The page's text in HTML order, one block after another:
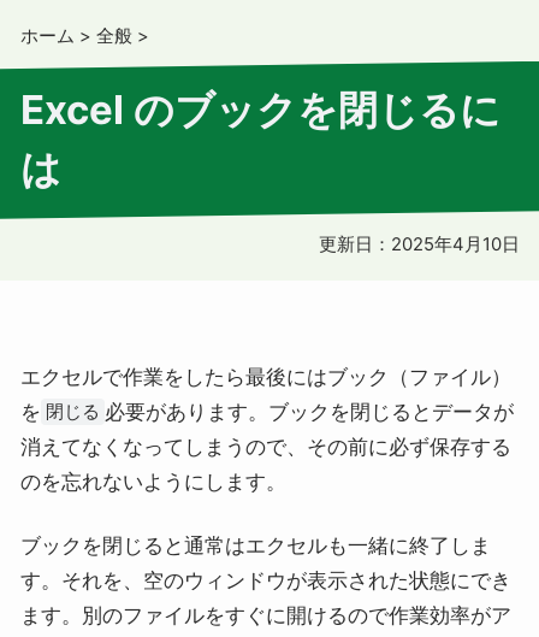
ホーム > 全般 >
Excel のブックを閉じるに
は
更新日： 2025年4月10日
エクセルで作業をしたら最後にはブック（ファイル）
を 閉じる 必要があります。ブックを閉じるとデータが
消えてなくなってしまうので、その前に必ず保存する
のを忘れないようにします。
ブックを閉じると通常はエクセルも一緒に終了しま
す。それを、空のウィンドウが表示された状態にでき
ます。別のファイルをすぐに開けるので作業効率がア